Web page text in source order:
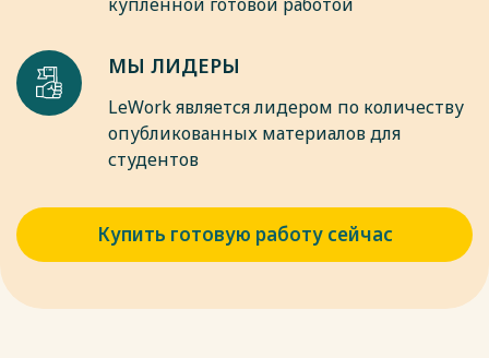
МЫ ЛИДЕРЫ
LeWork является лидером по количеству
опубликованных материалов для
студентов
Купить готовую работу сейчас